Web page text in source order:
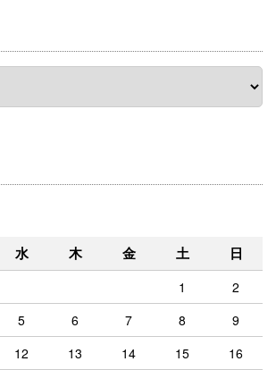
水 木 金 土 日
1
2
5 6 7 8
9
12 13 14 15
16